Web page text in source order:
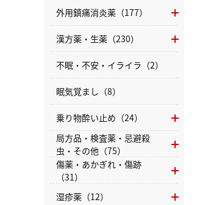
外用鎮痛消炎薬（177）
漢方薬・生薬（230）
不眠・不安・イライラ（2）
眠気覚まし（8）
乗り物酔い止め（24）
局方品・検査薬・忌避殺
虫・その他（75）
傷薬・あかぎれ・傷跡
（31）
湿疹薬（12）